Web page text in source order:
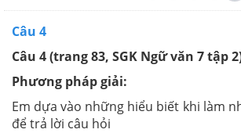
Câu 4
Câu 4 (trang 83, SGK Ngữ văn 7 tập
Phương pháp giải:
Em dựa vào những hiểu biết khi làm
để trả lời câu hỏi